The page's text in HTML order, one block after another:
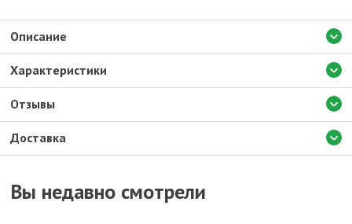
Доставка
Описание
Характеристики
Отзывы
Вы недавно смотрели